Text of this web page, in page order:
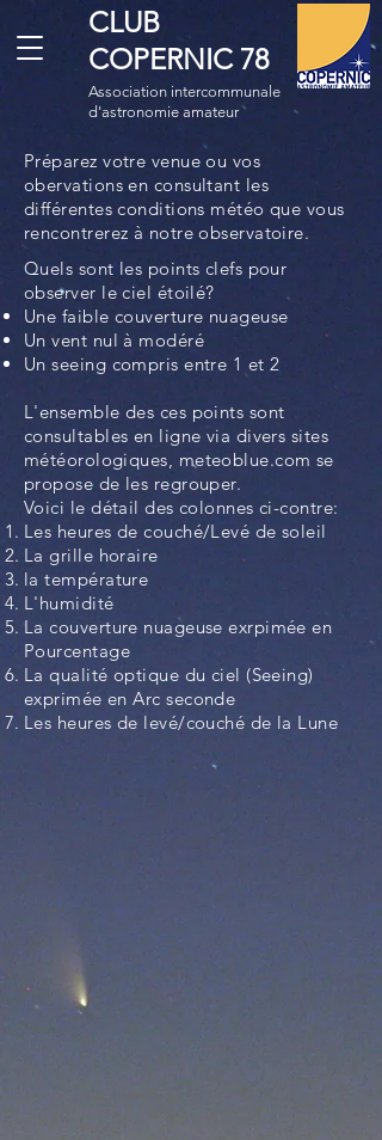
CLUB
COPERNIC 78
Association intercommunale
d'astronomie amateur
Préparez votre venue ou vos
obervations en consultant les
différentes conditions météo que vous
rencontrerez à notre observatoire.
Quels sont les points clefs pour
observer le ciel étoilé?
Une faible couverture nuageuse
Un vent nul à modéré
Un seeing compris entre 1 et 2
L'ensemble des ces points sont
consultables en ligne via divers sites
météorologiques, meteoblue.com se
propose de les regrouper.
Voici le détail des colonnes ci-contre:
Les heures de couché/Levé de soleil
La grille horaire
la température
L'humidité
La couverture nuageuse exrpimée en
Pourcentage
La qualité optique du ciel (Seeing)
exprimée en Arc seconde
Les heures de levé/couché de la Lune